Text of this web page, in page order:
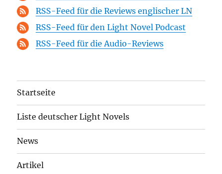
RSS-Feed für die Reviews englischer LN
RSS-Feed für den Light Novel Podcast
RSS-Feed für die Audio-Reviews
Startseite
Liste deutscher Light Novels
News
Artikel